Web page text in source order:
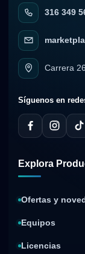
316 349
Carrera
Síguenos en
Explora
Ofertas y
Equipos
Licencias